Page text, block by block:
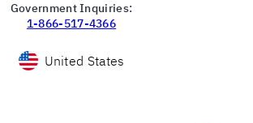
Government Inquiries:
1-866-517-4366
United States